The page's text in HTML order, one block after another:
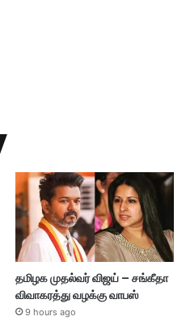
தமிழக முதல்வர் விஜய் – சங்கீதா
விவாகரத்து வழக்கு வாபஸ்
9 hours ago